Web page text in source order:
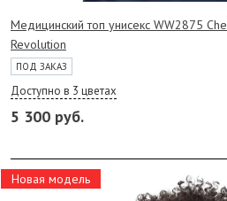
Медицинский топ унисекс WW2875
Revolution
ПОД ЗАКАЗ
Доступно в 3 цветах
5 300 руб.
Новая модель